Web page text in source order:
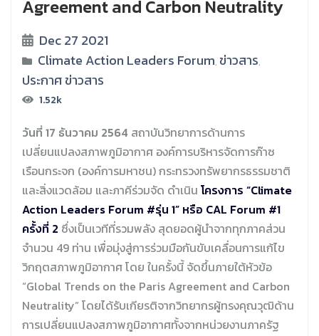
Agreement and Carbon Neutrality
Dec 27 2021
Climate Action Leaders Forum, ข่าวสาร,
ประกาศ ข่าวสาร
1.52k
วันที่ 17 ธันวาคม 2564 สถาบันวิทยาการด้านการ
เปลี่ยนแปลงสภาพภูมิอากาศ องค์การบริหารจัดการก๊าซ
เรือนกระจก (องค์การมหาชน) กระทรวงทรัพยากรธรรมชาติ
และสิ่งแวดล้อม และภาคีร่วมจัด ดำเนิน โครงการ “Climate
Action Leaders Forum #รุ่น 1” หรือ CAL Forum #1
ครั้งที่ 2 ซึ่งเป็นเวทีที่รวมพลัง สุดยอดผู้นำจากทุกภาคส่วน
จำนวน 49 ท่าน เพื่อมุ่งสู่การร่วมมือกันขับเคลื่อนการแก้ไข
วิกฤตสภาพภูมิอากาศ โดย ในครั้งนี้ จัดขึ้นภายใต้หัวข้อ
“Global Trends on the Paris Agreement and Carbon
Neutrality” โดยได้รับเกียรติจากวิทยากรผู้ทรงคุณวุฒิด้าน
การเปลี่ยนแปลงสภาพภูมิอากาศทั้งจากหน่วยงานภาครัฐ